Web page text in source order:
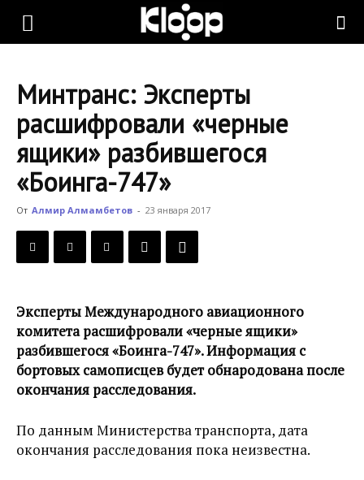
KLOOP.KG
Новости
Кыргызстана
Минтранс: Эксперты
расшифровали «черные
ящики» разбившегося
«Боинга-747»
От Алмир Алмамбетов - 23 января 2017
Эксперты Международного авиационного
комитета расшифровали «черные ящики»
разбившегося «Боинга-747». Информация с
бортовых самописцев будет обнародована после
окончания расследования.
По данным Министерства транспорта, дата
окончания расследования пока неизвестна.